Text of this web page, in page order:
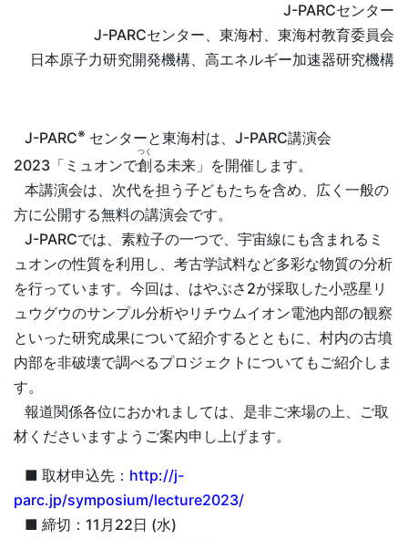
J-PARCセンター
J-PARCセンター、東海村、東海村教育委員会
日本原子力研究開発機構、高エネルギー加速器研究機構
J-PARC※ センターと東海村は、J-PARC講演会
2023「ミュオンで創
つく
る未来」を開催します。
本講演会は、次代を担う子どもたちを含め、広く一般の
方に公開する無料の講演会です。
J-PARCでは、素粒子の一つで、宇宙線にも含まれるミ
ュオンの性質を利用し、考古学試料など多彩な物質の分析
を行っています。今回は、はやぶさ2が採取した小惑星リ
ュウグウのサンプル分析やリチウムイオン電池内部の観察
といった研究成果について紹介するとともに、村内の古墳
内部を非破壊で調べるプロジェクトについてもご紹介しま
す。
報道関係各位におかれましては、是非ご来場の上、ご取
材くださいますようご案内申し上げます。
■ 取材申込先： http://j-
parc.jp/symposium/lecture2023/
■ 締切：11月22日 (水)